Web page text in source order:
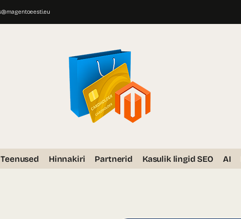
Teenused Hinnakiri Partnerid Kasulik lingid SEO AI